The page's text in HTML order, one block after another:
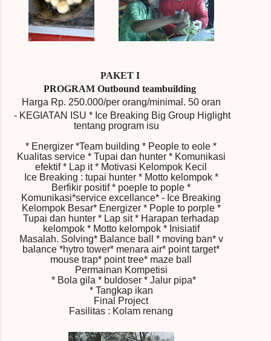
PAKET I
PROGRAM Outbound teambuilding
Harga Rp. 250.000/per orang/minimal. 50 oran
- KEGIATAN ISU * Ice Breaking Big Group Higlight
tentang program isu
* Energizer *Team building * People to eole *
Kualitas service * Tupai dan hunter * Komunikasi
efektif * Lap it * Motivasi Kelompok Kecil
Ice Breaking : tupai hunter * Motto kelompok *
Berfikir positif * poeple to pople *
Komunikasi*service excellance* - Ice Breaking
Kelompok Besar* Energizer * Pople to porple *
Tupai dan hunter * Lap sit * Harapan terhadap
kelompok * Motto kelompok * Inisiatif
Masalah. Solving* Balance ball * moving ban* v
balance *hytro tower* menara air* point target*
mouse trap* point tree* maze ball
Permainan Kompetisi
* Bola gila * buldoser * Jalur pipa*
* Tangkap ikan
Final Project
Fasilitas : Kolam renang